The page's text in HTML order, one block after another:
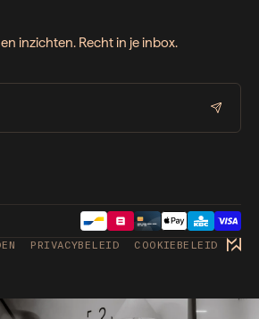
inzichten. Recht in je inbox.
PRIVACYBELEID COOKIEBELEID